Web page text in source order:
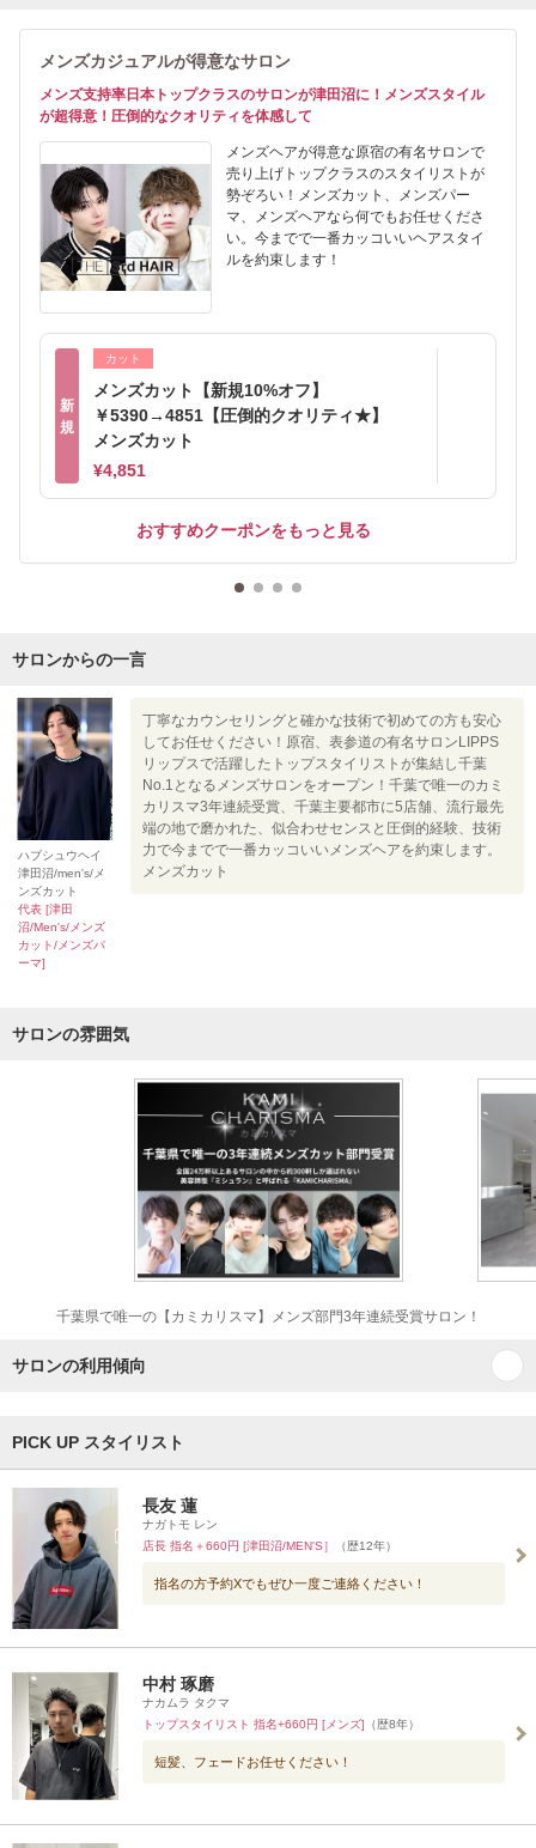
メンズカジュアルが得意なサロン
メンズ支持率日本トップクラスのサロンが津田沼に！メンズスタイル
が超得意！圧倒的なクオリティを体感して
メンズヘアが得意な原宿の有名サロンで
売り上げトップクラスのスタイリストが
勢ぞろい！メンズカット、メンズパー
マ、メンズヘアなら何でもお任せくださ
い。今までで一番カッコいいヘアスタイ
ルを約束します！
新
規
カット
メンズカット【新規10%オフ】
￥5390→4851【圧倒的クオリティ★】
メンズカット
¥4,851
おすすめクーポンをもっと見る
サロンからの一言
ハブシュウヘイ
津田沼/men's/メ
ンズカット
代表 [津田
沼/Men's/メンズ
カット/メンズパ
ーマ]
丁寧なカウンセリングと確かな技術で初めての方も安心
してお任せください！原宿、表参道の有名サロンLIPPS
リップスで活躍したトップスタイリストが集結し千葉
No.1となるメンズサロンをオープン！千葉で唯一のカミ
カリスマ3年連続受賞、千葉主要都市に5店舗、流行最先
端の地で磨かれた、似合わせセンスと圧倒的経験、技術
力で今までで一番カッコいいメンズヘアを約束します。
メンズカット
サロンの雰囲気
千葉県で唯一の【カミカリスマ】メンズ部門3年連続受賞サロン！
サロンの利用傾向
PICK UP スタイリスト
長友 蓮
ナガトモ レン
店長 指名＋660円 [津田沼/MEN'S］
（歴12年）
指名の方予約Xでもぜひ一度ご連絡ください！
中村 琢磨
ナカムラ タクマ
トップスタイリスト 指名+660円 [メンズ] （歴8年）
短髪、フェードお任せください！